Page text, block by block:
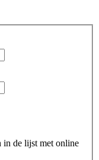
in de lijst met online